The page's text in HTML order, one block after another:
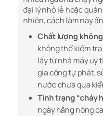
đại lý nhỏ lẻ hoặc
nhiên, cách làm này
Chất lượng
không thể kiểm
lấy từ nhà máy uy
gia công tự phát,
nước chưa qua
Tình trạng “cháy
ngày nắng nóng